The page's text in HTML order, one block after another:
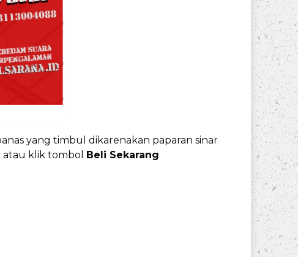
yang timbul dikarenakan paparan sinar
atau klik tombol Beli Sekarang